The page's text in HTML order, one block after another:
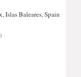
Baleares, Spain